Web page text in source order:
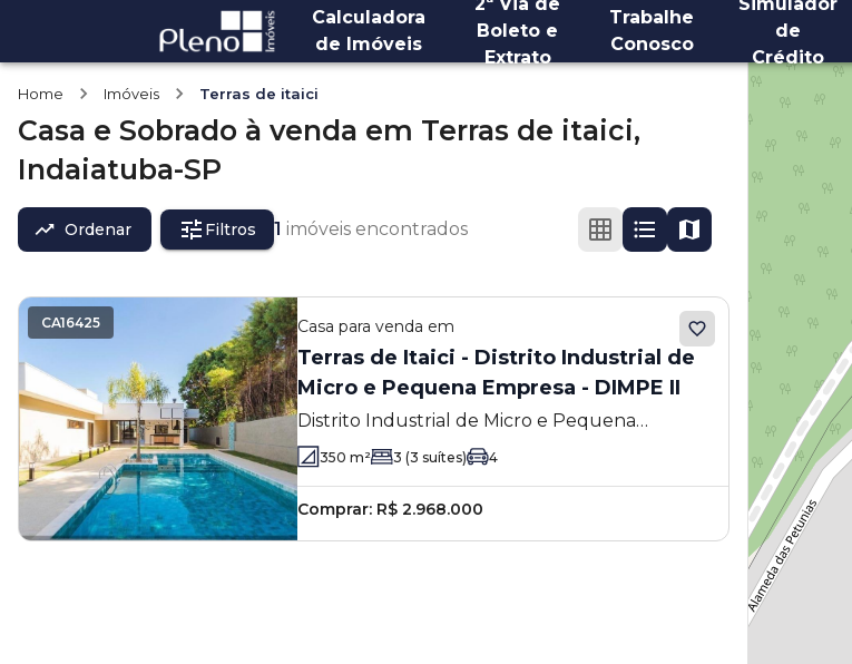
Calculadora
de Imóveis
Boleto e
Extrato
Trabalhe
Conosco
de
Crédito
Home Imóveis Terras de itaici
Casa e Sobrado à venda em Terras de itaici,
Indaiatuba-SP
Ordenar Filtros 1 imóveis encontrados
CA16425 Casa para venda em
Terras de Itaici - Distrito Industrial de
Micro e Pequena Empresa - DIMPE II
Distrito Industrial de Micro e Pequena
Empresa - DIMPE II
350 m² 3 (3 suítes) 4
Comprar: R$ 2.968.000